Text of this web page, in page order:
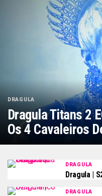
DRAGULA
Dragula Titans 2
Os 4 Cavaleiros
DRAGULA
Dragula |
DRAGULA